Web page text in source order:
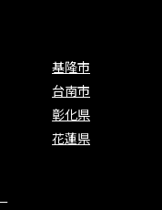
基隆市
台南市
彰化県
花蓮県